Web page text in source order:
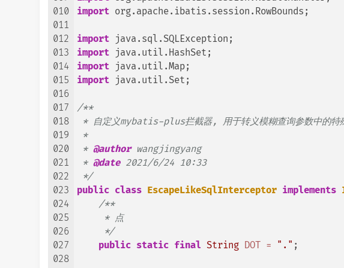
010
011
012
013
014
015
016
017
018
019
020
021
022
023
024
025
026
027
028
import org.apache.ibatis.session.RowBounds;
import
import
import
import java.util.Set;
/**
* 自定义mybatis-plus拦截器, 用于转义模糊查询参数中的特
*
* @author wangjingyang
* @date 2021/6/24 10:33
*/
public class EscapeLikeSqlInterceptor implements
/**
     * 点
     */
public static final String DOT = "." ;